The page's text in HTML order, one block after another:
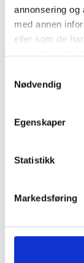
annonsering og
med annen
eller som de
Nødvendig
Egenskaper
Statistikk
Markedsføring